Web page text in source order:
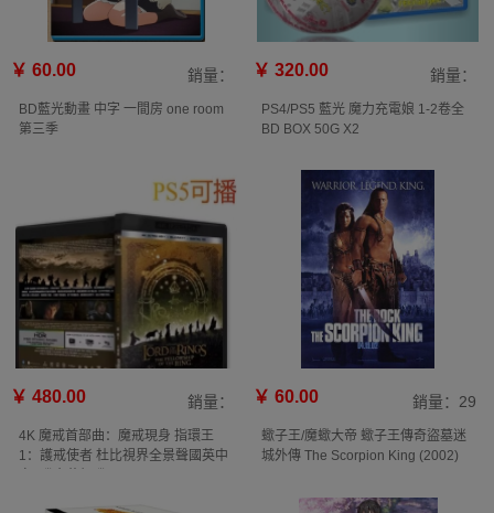
￥ 60.00 銷量：
BD藍光動畫 中字 一間房 one room
第三季
￥ 320.00 銷量：
PS4/PS5 藍光 魔力充電娘 1-2卷全
BD BOX 50G X2
￥ 480.00 銷量：
4K 魔戒首部曲：魔戒現身 指環王
1：護戒使者 杜比視界全景聲國英中
￥ 60.00 銷量：29
蠍子王/魔蠍大帝 蠍子王傳奇盜墓迷
城外傳 The Scorpion King (2002)